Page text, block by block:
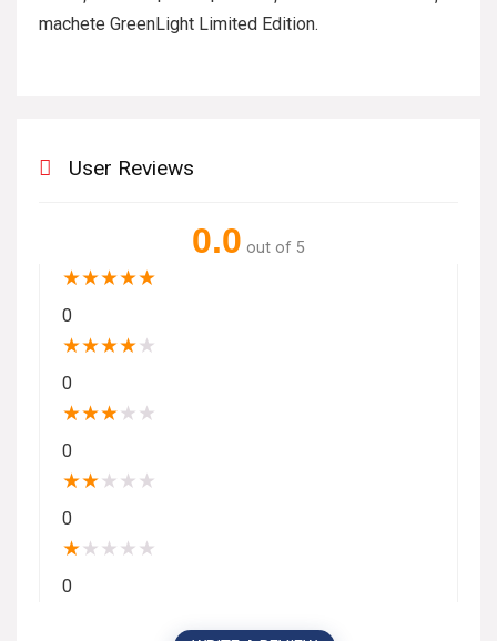
machete GreenLight Limited Edition.
User Reviews
0.0 out of 5
★★★★★
0
★★★★★
0
★★★★ ★
0
★★★ ★ ★
0
★★ ★ ★ ★
0